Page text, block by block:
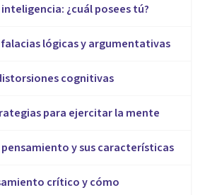
¿cuál posees tú?
falacias lógicas y argumentativas
cognitivas
para ejercitar la mente
pensamiento y sus características
crítico y cómo